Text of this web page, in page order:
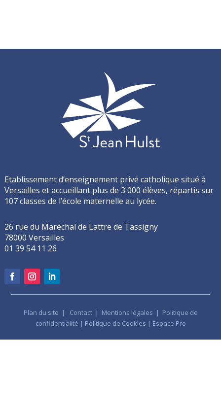
Etablissement d’enseignement privé catholique situé à
Versailles et accueillant plus de 3 000 élèves, répartis sur
107 classes de l’école maternelle au lycée.
26 rue du Maréchal de Lattre de Tassigny
78000 Versailles
01 39 54 11 26
Plan du site | Contact| Mentions légales | Politique de
confidentialité | Politique de Cookies | Espace Pro